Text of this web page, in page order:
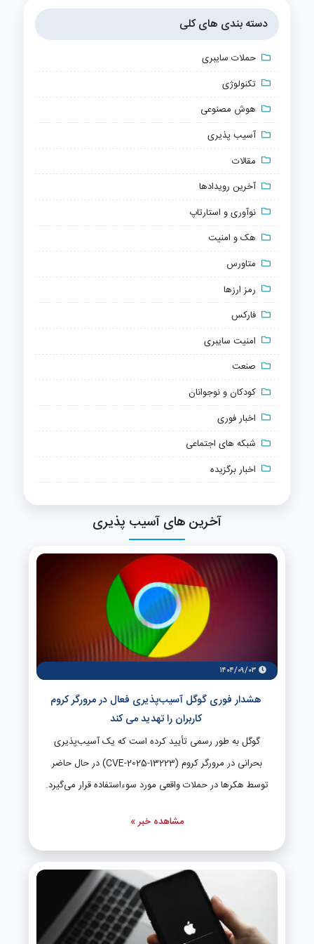
دسته بندی های کلی
حملات سایبری
تکنولوژی
هوش مصنوعی
آسیب پذیری
مقالات
آخرین رویدادها
نوآوری و استارتاپ
هک و امنیت
متاورس
رمز ارزها
فارکس
امنیت سایبری
صنعت
کودکان و نوجوانان
اخبار فوری
شبکه های اجتماعی
اخبار برگزیده
آخرین های آسیب پذیری
۱۴۰۴/۰۹/۰۳
هشدار فوری گوگل آسیب‌پذیری فعال در مرورگر کروم
کاربران را تهدید می‌ کند
گوگل به طور رسمی تأیید کرده است که یک آسیب‌پذیری
بحرانی در مرورگر کروم (CVE-2025-13223) در حال حاضر
توسط هکرها در حملات واقعی مورد سوءاستفاده قرار می‌گیرد.
موتور V8 کروم بوده و می‌تواند به مهاجمان امکان اجرای کد
مخرب، سرقت داده‌ها یا نصب بدافزار روی سیستم کاربران را
بدهد. سازمان امنیت سایبری آمریکا (CISA) این تهدید را تأیید
و به فهرست آسیب‌پذیری‌های فعال اضافه کرده است. این نهاد
به تمام کارمندان دولت فدرال دستور داده تا قبل از ۱۰ دسامبر
مرورگر خود را به نسخه ۱۴۲.۰.۷۴۴۴.۱۷۵ یا جدیدتر به‌روزرسانی
مشاهده خبر »